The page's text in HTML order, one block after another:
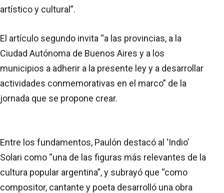
artístico y cultural”.
El artículo segundo invita “a las provincias, a la
Ciudad Autónoma de Buenos Aires y a los
municipios a adherir a la presente ley y a desarrollar
actividades conmemorativas en el marco” de la
jornada que se propone crear.
Entre los fundamentos, Paulón destacó al ‘Indio’
Solari como “una de las figuras más relevantes de la
cultura popular argentina”, y subrayó que “como
compositor, cantante y poeta desarrolló una obra